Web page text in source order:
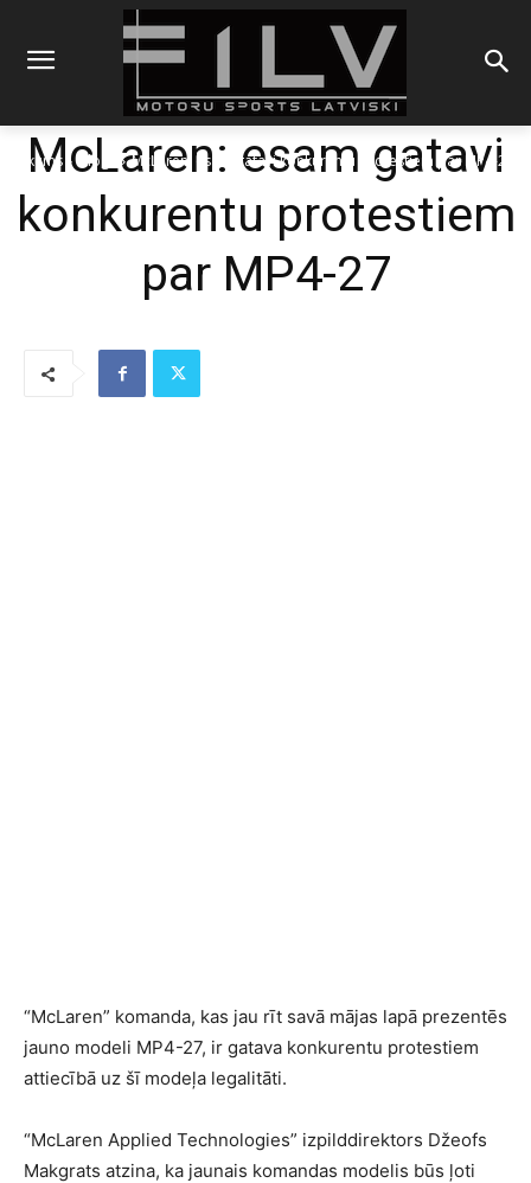
Sākums Blogs McLaren: esam gatavi konkurentu protestiem par MP4-27
McLaren: esam gatavi
konkurentu protestiem
par MP4-27
“McLaren” komanda, kas jau rīt savā mājas lapā prezentēs
jauno modeli MP4-27, ir gatava konkurentu protestiem
attiecībā uz šī modeļa legalitāti.
“McLaren Applied Technologies” izpilddirektors Džeofs
Makgrats atzina, ka jaunais komandas modelis būs ļoti